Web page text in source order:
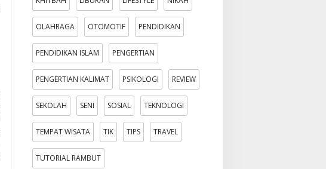
OLAHRAGA OTOMOTIF PENDIDIKAN
PENDIDIKAN ISLAM PENGERTIAN
PENGERTIAN KALIMAT PSIKOLOGI REVIEW
SEKOLAH SENI SOSIAL TEKNOLOGI
TEMPAT WISATA TIK TIPS TRAVEL
TUTORIAL RAMBUT